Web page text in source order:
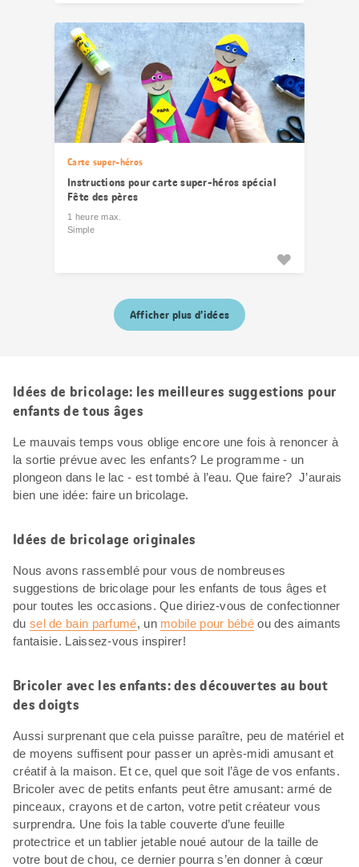
Carte super-héros
Instructions pour carte super-héros spécial
Fête des pères
1 heure max.
Simple
Afficher plus d’idées
Idées de bricolage: les meilleures suggestions pour
enfants de tous âges
Le mauvais temps vous oblige encore une fois à renoncer à
la sortie prévue avec les enfants? Le programme - un
plongeon dans le lac - est tombé à l’eau. Que faire? J’aurais
bien une idée: faire un bricolage.
Idées de bricolage originales
Nous avons rassemblé pour vous de nombreuses
suggestions de bricolage pour les enfants de tous âges et
pour toutes les occasions. Que diriez-vous de confectionner
du sel de bain parfumé, un mobile pour bébéou des aimants
fantaisie. Laissez-vous inspirer!
Bricoler avec les enfants: des découvertes au bout
des doigts
Aussi surprenant que cela puisse paraître, peu de matériel et
de moyens suffisent pour passer un après-midi amusant et
créatif à la maison. Et ce, quel que soit l’âge de vos enfants.
Bricoler avec de petits enfants peut être amusant: armé de
pinceaux, crayons et de carton, votre petit créateur vous
surprendra. Une fois la table couverte d’une feuille
protectrice et un tablier jetable noué autour de la taille de
votre bout de chou, ce dernier pourra s’en donner à cœur